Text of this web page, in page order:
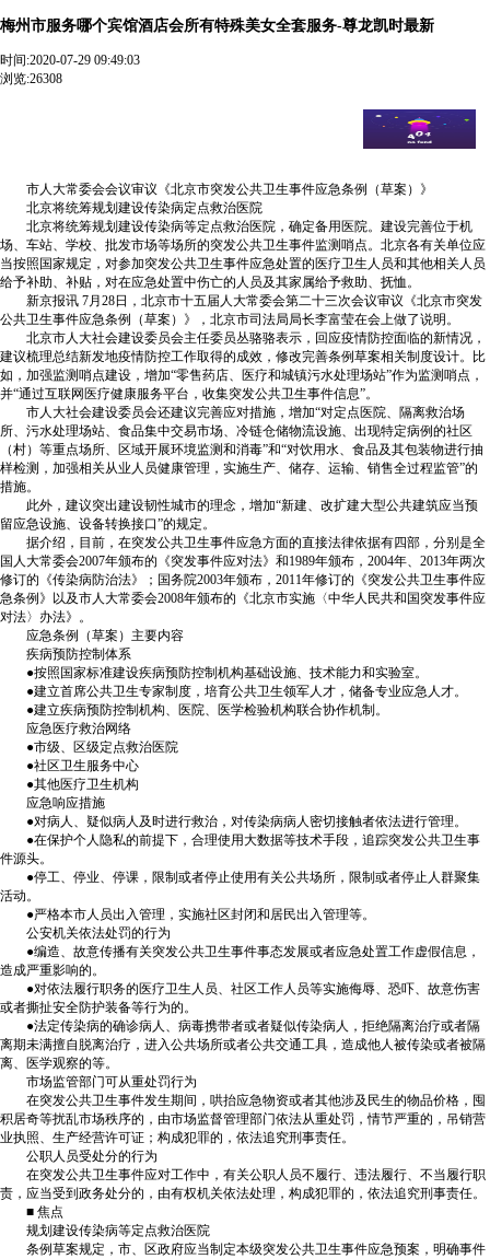
梅州市服务哪个宾馆酒店会所有特殊美女全套服务-尊龙凯时最新
时间:2020-07-29 09:49:03
浏览:26308
4499２秀秀】全天24小时安排【 v:36２4499２秀秀】十五分钟我
们一定能送到您指定地点. 北京将统筹规划建设传染病定点救治
市人大常委会会议审议《北京市突发公共卫生事件应急条例（草案）》
北京将统筹规划建设传染病定点救治医院
北京将统筹规划建设传染病等定点救治医院，确定备用医院。建设完善位于机
场、车站、学校、批发市场等场所的突发公共卫生事件监测哨点。北京各有关单位应
当按照国家规定，对参加突发公共卫生事件应急处置的医疗卫生人员和其他相关人员
给予补助、补贴，对在应急处置中伤亡的人员及其家属给予救助、抚恤。
新京报讯 7月28日，北京市十五届人大常委会第二十三次会议审议《北京市突发
公共卫生事件应急条例（草案）》，北京市司法局局长李富莹在会上做了说明。
北京市人大社会建设委员会主任委员丛骆骆表示，回应疫情防控面临的新情况，
建议梳理总结新发地疫情防控工作取得的成效，修改完善条例草案相关制度设计。比
如，加强监测哨点建设，增加“零售药店、医疗和城镇污水处理场站”作为监测哨点，
并“通过互联网医疗健康服务平台，收集突发公共卫生事件信息”。
市人大社会建设委员会还建议完善应对措施，增加“对定点医院、隔离救治场
所、污水处理场站、食品集中交易市场、冷链仓储物流设施、出现特定病例的社区
（村）等重点场所、区域开展环境监测和消毒”和“对饮用水、食品及其包装物进行抽
样检测，加强相关从业人员健康管理，实施生产、储存、运输、销售全过程监管”的
措施。
此外，建议突出建设韧性城市的理念，增加“新建、改扩建大型公共建筑应当预
留应急设施、设备转换接口”的规定。
据介绍，目前，在突发公共卫生事件应急方面的直接法律依据有四部，分别是全
国人大常委会2007年颁布的《突发事件应对法》和1989年颁布，2004年、2013年两次
修订的《传染病防治法》；国务院2003年颁布，2011年修订的《突发公共卫生事件应
急条例》以及市人大常委会2008年颁布的《北京市实施〈中华人民共和国突发事件应
对法〉办法》。
应急条例（草案）主要内容
疾病预防控制体系
●按照国家标准建设疾病预防控制机构基础设施、技术能力和实验室。
●建立首席公共卫生专家制度，培育公共卫生领军人才，储备专业应急人才。
●建立疾病预防控制机构、医院、医学检验机构联合协作机制。
应急医疗救治网络
●市级、区级定点救治医院
●社区卫生服务中心
●其他医疗卫生机构
应急响应措施
●对病人、疑似病人及时进行救治，对传染病病人密切接触者依法进行管理。
●在保护个人隐私的前提下，合理使用大数据等技术手段，追踪突发公共卫生事
件源头。
●停工、停业、停课，限制或者停止使用有关公共场所，限制或者停止人群聚集
活动。
●严格本市人员出入管理，实施社区封闭和居民出入管理等。
公安机关依法处罚的行为
●编造、故意传播有关突发公共卫生事件事态发展或者应急处置工作虚假信息，
造成严重影响的。
●对依法履行职务的医疗卫生人员、社区工作人员等实施侮辱、恐吓、故意伤害
或者撕扯安全防护装备等行为的。
●法定传染病的确诊病人、病毒携带者或者疑似传染病人，拒绝隔离治疗或者隔
离期未满擅自脱离治疗，进入公共场所或者公共交通工具，造成他人被传染或者被隔
离、医学观察的等。
市场监管部门可从重处罚行为
在突发公共卫生事件发生期间，哄抬应急物资或者其他涉及民生的物品价格，囤
积居奇等扰乱市场秩序的，由市场监督管理部门依法从重处罚，情节严重的，吊销营
业执照、生产经营许可证；构成犯罪的，依法追究刑事责任。
公职人员受处分的行为
在突发公共卫生事件应对工作中，有关公职人员不履行、违法履行、不当履行职
责，应当受到政务处分的，由有权机关依法处理，构成犯罪的，依法追究刑事责任。
■ 焦点
规划建设传染病等定点救治医院
条例草案规定，市、区政府应当制定本级突发公共卫生事件应急预案，明确事件